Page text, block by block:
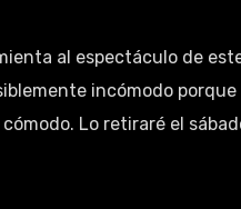
al espectáculo de
incómodo
Lo retiraré el